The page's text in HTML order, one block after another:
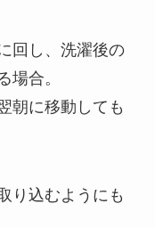
回し、洗濯後の
場合。
朝に移動しても
り込むようにも